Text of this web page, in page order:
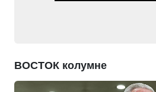
ВОСТОК колумне